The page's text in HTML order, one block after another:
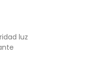
luz